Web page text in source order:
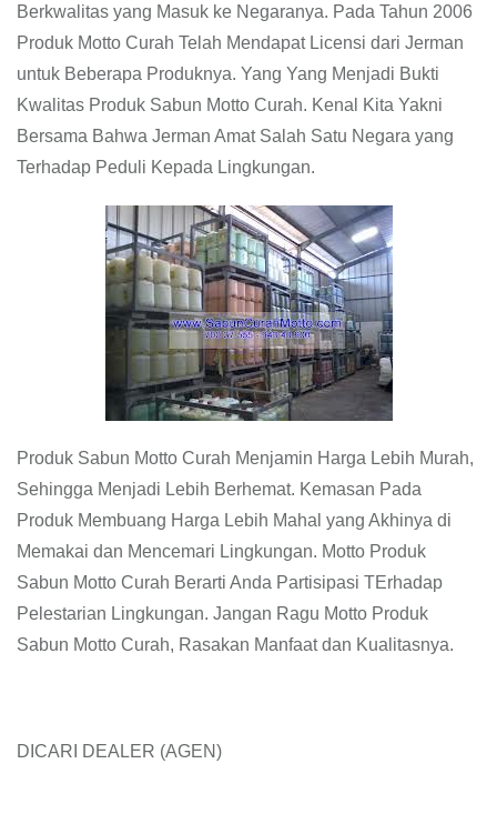
Berkwalitas yang Masuk ke Negaranya. Pada Tahun 2006
Produk Motto Curah Telah Mendapat Licensi dari Jerman
untuk Beberapa Produknya. Yang Yang Menjadi Bukti
Kwalitas Produk Sabun Motto Curah. Kenal Kita Yakni
Bersama Bahwa Jerman Amat Salah Satu Negara yang
Terhadap Peduli Kepada Lingkungan.
Produk Sabun Motto Curah Menjamin Harga Lebih Murah,
Sehingga Menjadi Lebih Berhemat. Kemasan Pada
Produk Membuang Harga Lebih Mahal yang Akhinya di
Memakai dan Mencemari Lingkungan. Motto Produk
Sabun Motto Curah Berarti Anda Partisipasi TErhadap
Pelestarian Lingkungan. Jangan Ragu Motto Produk
Sabun Motto Curah, Rasakan Manfaat dan Kualitasnya.
DICARI DEALER (AGEN)